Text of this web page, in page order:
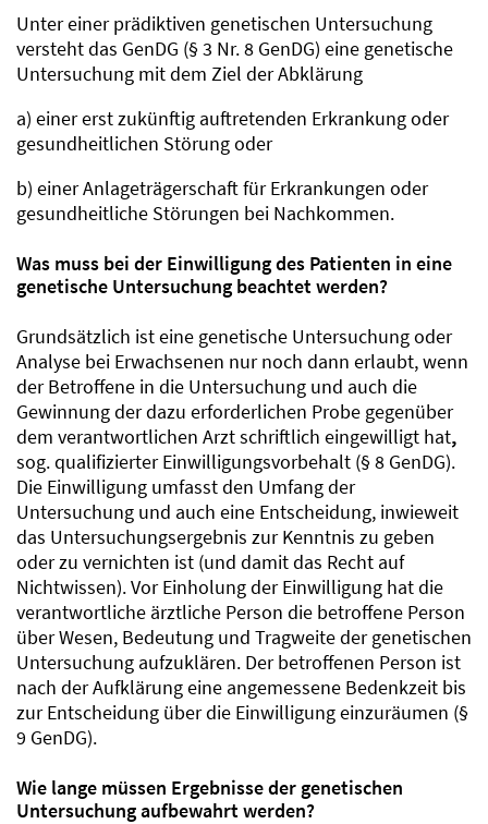
Unter einer prädiktiven genetischen Untersuchung
versteht das GenDG (§ 3 Nr. 8 GenDG) eine genetische
Untersuchung mit dem Ziel der Abklärung
a) einer erst zukünftig auftretenden Erkrankung oder
gesundheitlichen Störung oder
b) einer Anlageträgerschaft für Erkrankungen oder
gesundheitliche Störungen bei Nachkommen.
Was muss bei der Einwilligung des Patienten in eine
genetische Untersuchung beachtet werden?
Grundsätzlich ist eine genetische Untersuchung oder
Analyse bei Erwachsenen nur noch dann erlaubt, wenn
der Betroffene in die Untersuchung und auch die
Gewinnung der dazu erforderlichen Probe gegenüber
dem verantwortlichen Arzt schriftlich eingewilligt hat,
sog. qualifizierter Einwilligungsvorbehalt (§ 8 GenDG).
Die Einwilligung umfasst den Umfang der
Untersuchung und auch eine Entscheidung, inwieweit
das Untersuchungsergebnis zur Kenntnis zu geben
oder zu vernichten ist (und damit das Recht auf
Nichtwissen). Vor Einholung der Einwilligung hat die
verantwortliche ärztliche Person die betroffene Person
über Wesen, Bedeutung und Tragweite der genetischen
Untersuchung aufzuklären. Der betroffenen Person ist
nach der Aufklärung eine angemessene Bedenkzeit bis
zur Entscheidung über die Einwilligung einzuräumen (§
9 GenDG).
Wie lange müssen Ergebnisse der genetischen
Untersuchung aufbewahrt werden?